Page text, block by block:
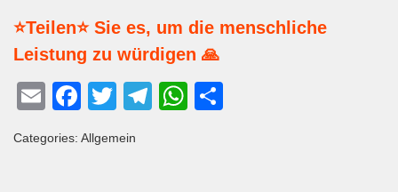
⭐Teilen⭐ Sie es, um die menschliche
Leistung zu würdigen 🙏
E
ail
F
c
T
tt
T
W
Categories: Allgemein